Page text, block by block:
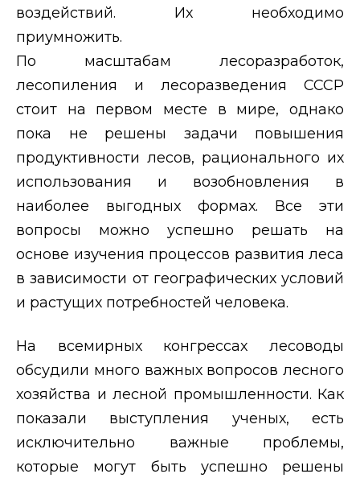
воздействий. Их необходимо
приумножить.
По масштабам лесоразработок,
лесопиления и лесоразведения СССР
стоит на первом месте в мире, однако
пока не решены задачи повышения
продуктивности лесов, рационального их
использования и возобновления в
наиболее выгодных формах. Все эти
вопросы можно успешно решать на
основе изучения процессов развития леса
в зависимости от географических условий
и растущих потребностей человека.
На всемирных конгрессах лесоводы
обсудили много важных вопросов лесного
хозяйства и лесной промышленности. Как
показали выступления ученых, есть
исключительно важные проблемы,
которые могут быть успешно решены